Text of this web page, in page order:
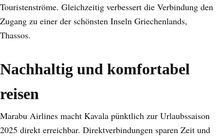
Touristenströme. Gleichzeitig verbessert die Verbindung den
Zugang zu einer der schönsten Inseln Griechenlands,
Thassos.
Nachhaltig und komfortabel
reisen
Marabu Airlines macht Kavala pünktlich zur Urlaubssaison
2025 direkt erreichbar. Direktverbindungen sparen Zeit und